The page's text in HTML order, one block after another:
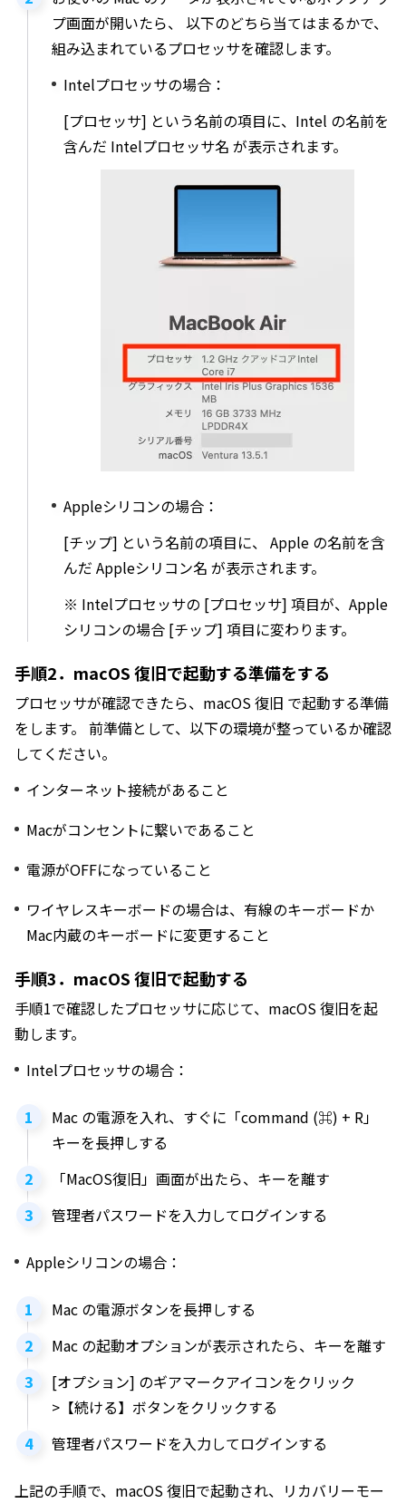
プ画面が開いたら、 以下のどちら当てはまるかで、
組み込まれているプロセッサを確認します。
Intelプロセッサの場合：
[プロセッサ] という名前の項目に、Intel の名前を
含んだ Intelプロセッサ名 が表示されます。
Appleシリコンの場合：
[チップ] という名前の項目に、 Apple の名前を含
んだ Appleシリコン名 が表示されます。
※ Intelプロセッサの [プロセッサ] 項目が、Apple
シリコンの場合 [チップ] 項目に変わります。
手順2．macOS 復旧で起動する準備をする
プロセッサが確認できたら、macOS 復旧 で起動する準備
をします。 前準備として、以下の環境が整っているか確認
してください。
インターネット接続があること
Macがコンセントに繋いであること
電源がOFFになっていること
ワイヤレスキーボードの場合は、有線のキーボードか
Mac内蔵のキーボードに変更すること
手順3．macOS 復旧で起動する
手順1で確認したプロセッサに応じて、macOS 復旧を起
動します。
Intelプロセッサの場合：
Mac の電源を入れ、すぐに「command (⌘) + R」
キーを長押しする
「MacOS復旧」画面が出たら、キーを離す
管理者パスワードを入力してログインする
Appleシリコンの場合：
Mac の電源ボタンを長押しする
Mac の起動オプションが表示されたら、キーを離す
[オプション] のギアマークアイコンをクリック
>【続ける】ボタンをクリックする
管理者パスワードを入力してログインする
上記の手順で、macOS 復旧で起動され、リカバリーモー